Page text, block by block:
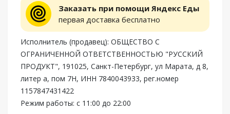
Заказать при помощи Яндекс Еды
первая доставка бесплатно
Исполнитель (продавец): ОБЩЕСТВО С
ОГРАНИЧЕННОЙ ОТВЕТСТВЕННОСТЬЮ "РУССКИЙ
ПРОДУКТ", 191025, Санкт-Петербург, ул Марата, д 8,
литер а, пом 7Н, ИНН 7840043933, рег.номер
1157847431422
Режим работы: с 11:00 до 22:00